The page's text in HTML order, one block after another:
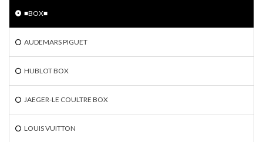
■BOX■
AUDEMARS PIGUET
HUBLOT BOX
JAEGER-LE COULTRE BOX
LOUIS VUITTON